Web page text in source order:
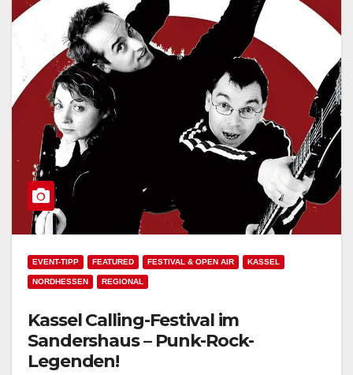
EVENT-TIPP FEATURED FESTIVAL & OPEN AIR KASSEL
NORDHESSEN REGIONAL
Kassel Calling-Festival im
Sandershaus – Punk-Rock-
Legenden!